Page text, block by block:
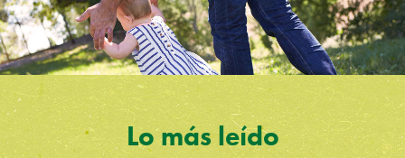
Lo más leído